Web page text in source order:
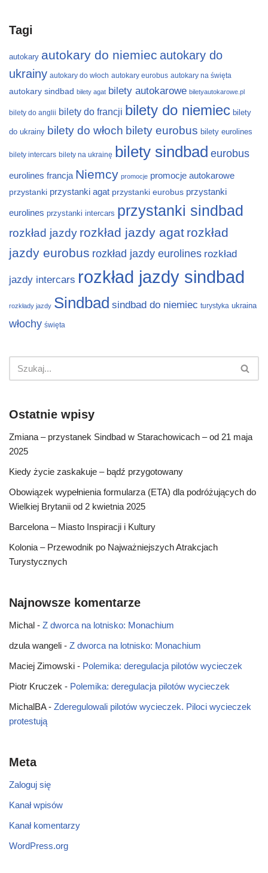
Tagi
autokary autokary do niemiec autokary do
ukrainy autokary do włoch autokary eurobus autokary na święta
autokary sindbad bilety agat bilety autokarowe biletyautokarowe.pl
bilety do anglii bilety do francji bilety do niemiec bilety
do ukrainy bilety do włoch bilety eurobus bilety eurolines
bilety intercars bilety na ukrainę bilety sindbad eurobus
eurolines francja Niemcy promocje promocje autokarowe
przystanki przystanki agat przystanki eurobus przystanki
eurolines przystanki intercars przystanki sindbad
rozkład jazdy rozkład jazdy agat rozkład
jazdy eurobus rozkład jazdy eurolines rozkład
jazdy intercars rozkład jazdy sindbad
rozkłady jazdy Sindbad sindbad do niemiec turystyka ukraina
włochy święta
Ostatnie wpisy
Zmiana – przystanek Sindbad w Starachowicach – od 21 maja
2025
Kiedy życie zaskakuje – bądź przygotowany
Obowiązek wypełnienia formularza (ETA) dla podróżujących do
Wielkiej Brytanii od 2 kwietnia 2025
Barcelona – Miasto Inspiracji i Kultury
Kolonia – Przewodnik po Najważniejszych Atrakcjach
Turystycznych
Najnowsze komentarze
Michal - Z dworca na lotnisko: Monachium
dzula wangeli - Z dworca na lotnisko: Monachium
Maciej Zimowski - Polemika: deregulacja pilotów wycieczek
Piotr Kruczek - Polemika: deregulacja pilotów wycieczek
MichalBA- Zderegulowali pilotów wycieczek. Piloci wycieczek
protestują
Meta
Zaloguj się
Kanał wpisów
Kanał komentarzy
WordPress.org